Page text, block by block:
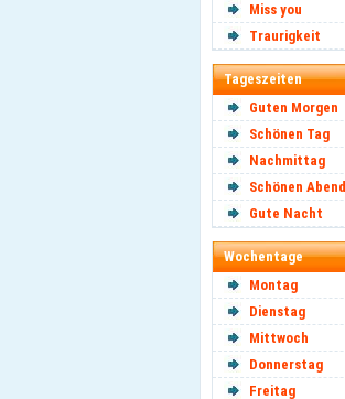
Miss you
Traurigkeit
Tageszeiten
Guten Morgen
Schönen Tag
Nachmittag
Schönen Abend
Gute Nacht
Wochentage
Montag
Dienstag
Mittwoch
Donnerstag
Freitag